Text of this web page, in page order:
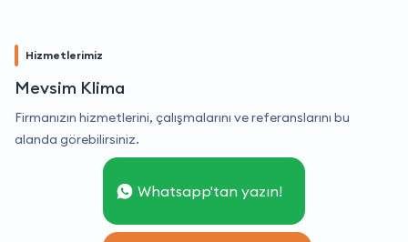
Hizmetlerimiz
Mevsim Klima
Firmanızın hizmetlerini, çalışmalarını ve referanslarını bu
alanda görebilirsiniz.
Whatsapp'tan yazın!